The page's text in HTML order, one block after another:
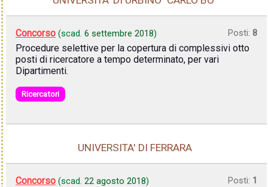
Concorso (scad. 6 settembre 2018) Posti: 8
Procedure selettive per la copertura di complessivi otto
posti di ricercatore a tempo determinato, per vari
Dipartimenti.
Ricercatori
UNIVERSITA' DI FERRARA
Concorso (scad. 22 agosto 2018) Posti: 1